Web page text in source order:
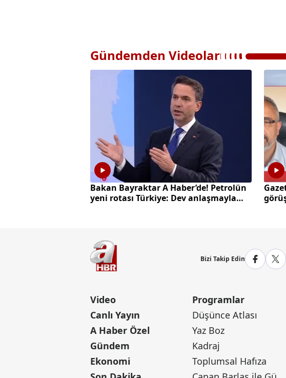
Gündemden Videolar
Bakan Bayraktar A Haber’de! Petrolün
yeni rotası Türkiye: Dev anlaşmayla
Bizi Takip Edin
Video
Canlı Yayın
A Haber Özel
Gündem
Ekonomi
Programlar
Düşünce Atlası
Yaz Boz
Kadraj
Toplumsal Hafıza